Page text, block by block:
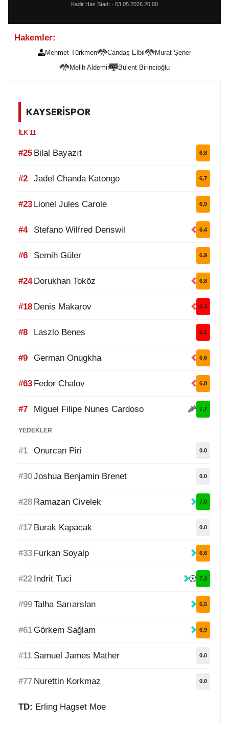
Kadir Has Stadı · 03.05.2026 20:00
Hakemler:
Mehmet Türkmen Candaş Elbil
Murat Şener
Melih Aldemir
Bülent Birincioğlu
KAYSERİSPOR
İLK 11
#25 Bilal Bayazıt 6,8
#2 Jadel Chanda Katongo 6,7
#23 Lionel Jules Carole 6,9
#4 Stefano Wilfred Denswil 6,4
#6 Semih Güler 6,9
#24 Dorukhan Toköz 6,8
#18 Denis Makarov 6,3
#8 Laszlo Benes 6,1
#9 German Onugkha 6,6
#63 Fedor Chalov 6,8
#7 Miguel Filipe Nunes Cardoso 7,7
YEDEKLER
#1 Onurcan Piri 0.0
#30Joshua Benjamin Brenet 0.0
#28 Ramazan Civelek 7,0
#17 Burak Kapacak 0.0
#33 Furkan Soyalp 6,6
#22 Indrit Tuci 7,3
#99Talha Sarıarslan 6,5
#61Görkem Sağlam 6,9
#11 Samuel James Mather 0.0
#77 Nurettin Korkmaz 0.0
TD: Erling Hagset Moe